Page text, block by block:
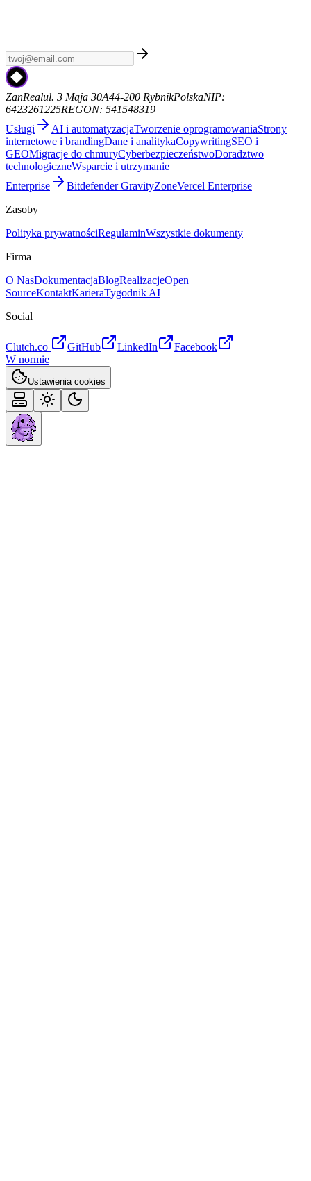
ZanRealul. 3 Maja 30A44-200 RybnikPolskaNIP:
6423261225REGON: 541548319
Usługi
AI i automatyzacjaTworzenie oprogramowaniaStrony
internetowe i brandingDane i analitykaCopywritingSEO i
GEOMigracje do chmuryCyberbezpieczeństwoDoradztwo
technologiczneWsparcie i utrzymanie
Enterprise
Bitdefender GravityZoneVercel Enterprise
Zasoby
Polityka prywatnościRegulaminWszystkie dokumenty
Firma
O NasDokumentacjaBlogRealizacjeOpen
SourceKontaktKarieraTygodnik AI
Social
Clutch.co GitHub LinkedIn
Facebook
W normie
Ustawienia cookies